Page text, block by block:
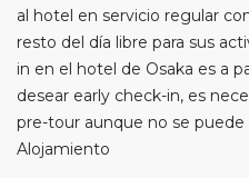
al hotel en servicio regular
resto del día libre para sus
in en el hotel de Osaka es a
desear early check-in, es
pre-tour aunque no se puede
Alojamiento